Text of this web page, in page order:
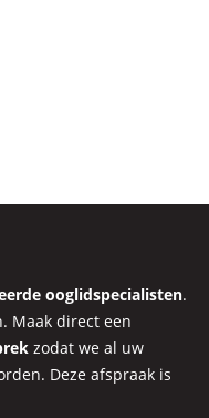
ooglidspecialisten.
Maak direct een
zodat we al uw
Deze afspraak is